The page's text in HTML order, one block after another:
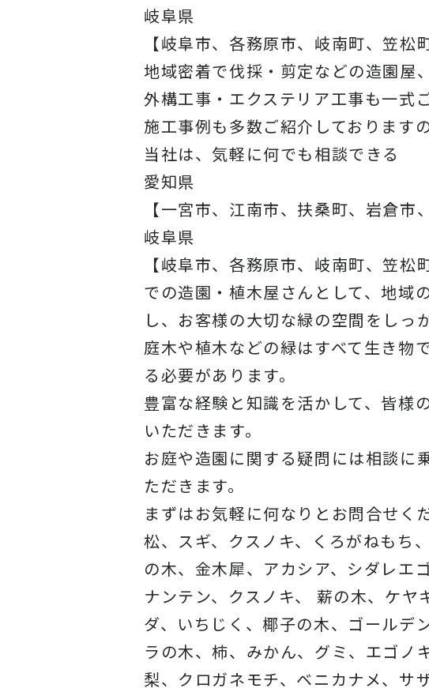
岐阜県
【岐阜市、各務原市、岐南町、笠松
地域密着で伐採・剪定などの造園屋
外構工事・エクステリア工事も一式
施工事例も多数ご紹介しております
当社は、気軽に何でも相談できる
愛知県
【一宮市、江南市、扶桑町、岩倉市
岐阜県
【岐阜市、各務原市、岐南町、笠松
での造園・植木屋さんとして、地域
し、お客様の大切な緑の空間をしっ
庭木や植木などの緑はすべて生き物
る必要があります。
豊富な経験と知識を活かして、皆様
いただきます。
お庭や造園に関する疑問には相談に
ただきます。
まずはお気軽に何なりとお問合せく
松、スギ、クスノキ、くろがねもち
の木、金木犀、アカシア、シダレエ
ナンテン、クスノキ、 薪の木、ケ
ダ、いちじく、椰子の木、ゴールデ
ラの木、柿、みかん、グミ、エゴノ
梨、クロガネモチ、ベニカナメ、サ